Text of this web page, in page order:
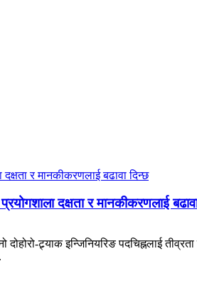
दक्षता र मानकीकरणलाई
ट्र्याक इन्जिनियरिङ पदचिह्नलाई